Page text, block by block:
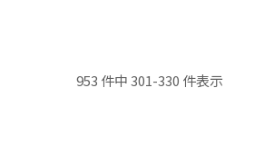
953 件中 301-330 件表示